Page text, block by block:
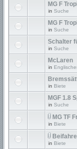
MG F
in Suche
MG F
in Suche
Schalter
in Suche
McLaren
in
in Biete
MGF 1.8
in Suche
MG TF
in Biete
in Biete